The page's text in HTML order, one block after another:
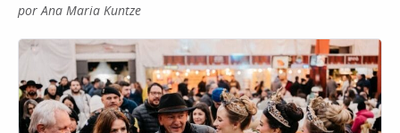
por Ana Maria Kuntze